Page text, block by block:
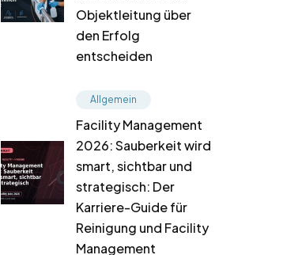
Objektleitung über
den Erfolg
entscheiden
Allgemein
Facility Management
2026: Sauberkeit wird
smart, sichtbar und
strategisch: Der
Karriere-Guide für
Reinigung und Facility
Management